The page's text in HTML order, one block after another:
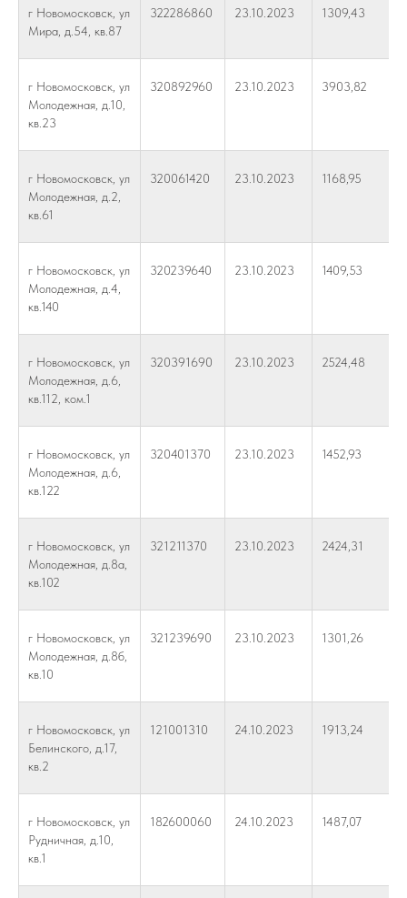
г Новомосковск, ул
Мира, д.54, кв.87
322286860 23.10.2023 1309,43
г Новомосковск, ул
Молодежная, д.10,
кв.23
320892960 23.10.2023 3903,82
г Новомосковск, ул
Молодежная, д.2,
кв.61
320061420 23.10.2023 1168,95
г Новомосковск, ул
Молодежная, д.4,
кв.140
320239640 23.10.2023 1409,53
г Новомосковск, ул
Молодежная, д.6,
кв.112, ком.1
320391690 23.10.2023 2524,48
г Новомосковск, ул
Молодежная, д.6,
кв.122
320401370 23.10.2023 1452,93
г Новомосковск, ул
Молодежная, д.8а,
кв.102
321211370 23.10.2023 2424,31
г Новомосковск, ул
Молодежная, д.8б,
кв.10
321239690 23.10.2023 1301,26
г Новомосковск, ул
Белинского, д.17,
кв.2
121001310 24.10.2023 1913,24
г Новомосковск, ул
Рудничная, д.10,
кв.1
182600060 24.10.2023 1487,07